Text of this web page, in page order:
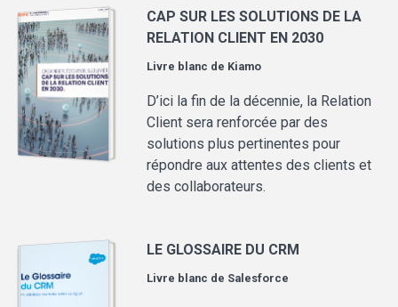
CAP SUR LES SOLUTIONS DE LA
RELATION CLIENT EN 2030
Livre blanc de Kiamo
D’ici la fin de la décennie, la Relation
Client sera renforcée par des
solutions plus pertinentes pour
répondre aux attentes des clients et
des collaborateurs.
LE GLOSSAIRE DU CRM
Livre blanc de Salesforce